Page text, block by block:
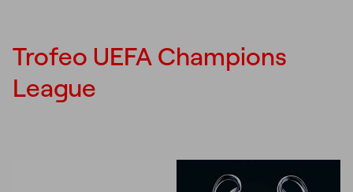
Trofeo UEFA Champions
League